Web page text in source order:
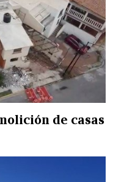
de casas